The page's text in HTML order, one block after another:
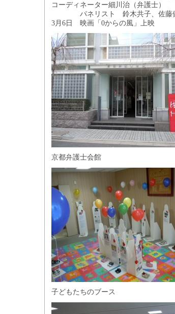
コーディネーター細川治（弁護士）
パネリスト 鈴木共子、佐藤健
3月6日 映画「0からの風」上映
京都弁護士会館
子どもたちのブース